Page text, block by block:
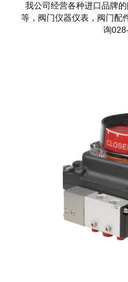
我公司经营各种进口品牌
等，阀门仪器仪表，阀门配
询